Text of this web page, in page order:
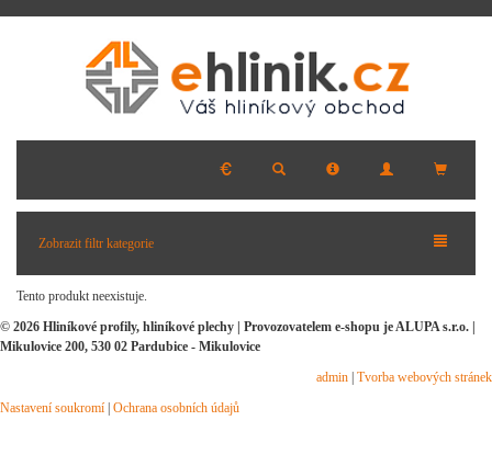
Zobrazit filtr kategorie
Tento produkt neexistuje.
© 2026 Hliníkové profily, hliníkové plechy | Provozovatelem e-shopu je ALUPA s.r.o. |
Mikulovice 200, 530 02 Pardubice - Mikulovice
admin Tvorba webových stránek
Nastavení soukromí Ochrana osobních údajů